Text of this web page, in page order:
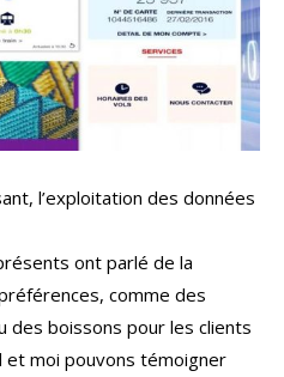
l’exploitation des données
ont parlé de la
comme des
des boissons pour les clients
moi pouvons témoigner